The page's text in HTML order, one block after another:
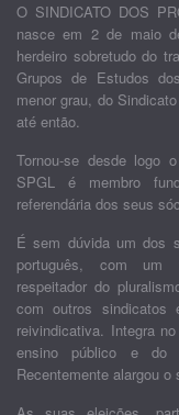
O SINDICATO DOS
nasce em 2 de maio
herdeiro sobretudo do
Grupos de Estudos
menor grau, do
até então.
Tornou-se desde logo
SPGL é membro
referendária dos seus
É sem dúvida um dos
português, com um
respeitador do
com outros
reivindicativa. Integra
ensino público e do
Recentemente alargou